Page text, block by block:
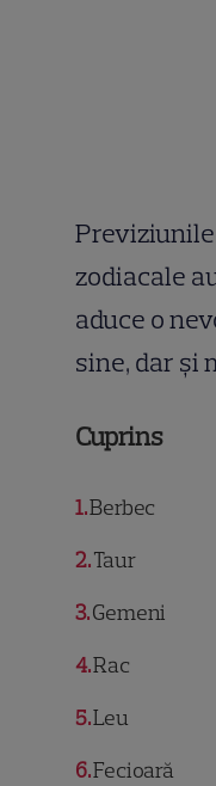
zodiacale
aduce o
sine, dar și
Cuprins
1Berbec
2Taur
3Gemeni
4Rac
5Leu
6Fecioară